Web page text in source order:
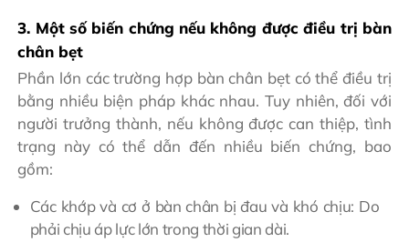
3. Một số biến chứng nếu không được điều trị bàn
chân bẹt
Phần lớn các trường hợp bàn chân bẹt có thể điều trị
bằng nhiều biện pháp khác nhau. Tuy nhiên, đối với
người trưởng thành, nếu không được can thiệp, tình
trạng này có thể dẫn đến nhiều biến chứng, bao
gồm:
Các khớp và cơ ở bàn chân bị đau và khó chịu: Do
phải chịu áp lực lớn trong thời gian dài.